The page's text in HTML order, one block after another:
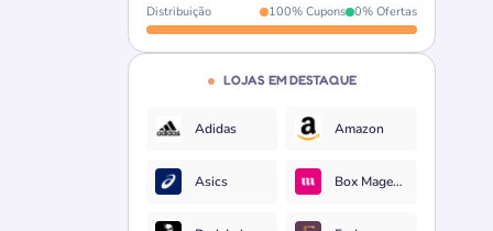
Distribuição 100% Cupons 0% Ofertas
LOJAS EM DESTAQUE
Adidas Amazon
Asics Box Magenta